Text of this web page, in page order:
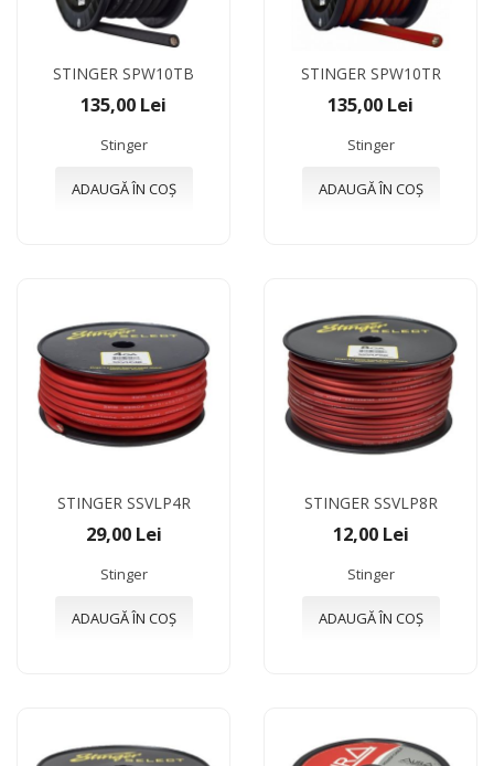
STINGER SPW10TB
135,00 Lei
Stinger
ADAUGĂ ÎN COȘ
STINGER SPW10TR
135,00 Lei
Stinger
ADAUGĂ ÎN COȘ
STINGER SSVLP4R
29,00 Lei
Stinger
ADAUGĂ ÎN COȘ
STINGER SSVLP8R
12,00 Lei
Stinger
ADAUGĂ ÎN COȘ